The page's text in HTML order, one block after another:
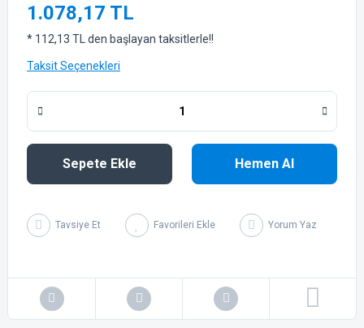
1.078,17 TL
* 112,13 TL den başlayan taksitlerle!!
Taksit Seçenekleri
Sepete Ekle Hemen Al
Tavsiye Et Yorum Yaz